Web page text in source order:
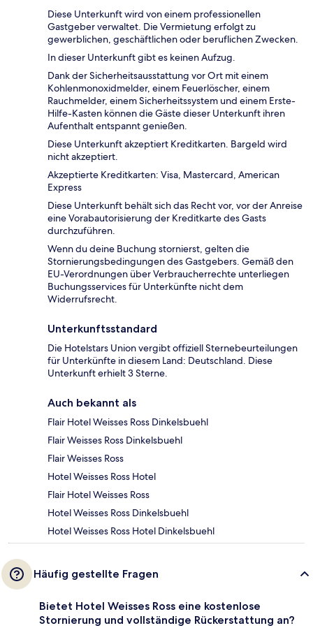
Diese Unterkunft wird von einem professionellen
Gastgeber verwaltet. Die Vermietung erfolgt zu
gewerblichen, geschäftlichen oder beruflichen Zwecken.
In dieser Unterkunft gibt es keinen Aufzug.
Dank der Sicherheitsausstattung vor Ort mit einem
Kohlenmonoxidmelder, einem Feuerlöscher, einem
Rauchmelder, einem Sicherheitssystem und einem Erste-
Hilfe-Kasten können die Gäste dieser Unterkunft ihren
Aufenthalt entspannt genießen.
Diese Unterkunft akzeptiert Kreditkarten. Bargeld wird
nicht akzeptiert.
Akzeptierte Kreditkarten: Visa, Mastercard, American
Express
Diese Unterkunft behält sich das Recht vor, vor der Anreise
eine Vorabautorisierung der Kreditkarte des Gasts
durchzuführen.
Wenn du deine Buchung stornierst, gelten die
Stornierungsbedingungen des Gastgebers. Gemäß den
EU-Verordnungen über Verbraucherrechte unterliegen
Buchungsservices für Unterkünfte nicht dem
Widerrufsrecht.
Unterkunftsstandard
Die Hotelstars Union vergibt offiziell Sternebeurteilungen
für Unterkünfte in diesem Land: Deutschland. Diese
Unterkunft erhielt 3 Sterne.
Auch bekannt als
Flair Hotel Weisses Ross Dinkelsbuehl
Flair Weisses Ross Dinkelsbuehl
Flair Weisses Ross
Hotel Weisses Ross Hotel
Flair Hotel Weisses Ross
Hotel Weisses Ross Dinkelsbuehl
Hotel Weisses Ross Hotel Dinkelsbuehl
Häufig gestellte Fragen
Bietet Hotel Weisses Ross eine kostenlose
Stornierung und vollständige Rückerstattung an?